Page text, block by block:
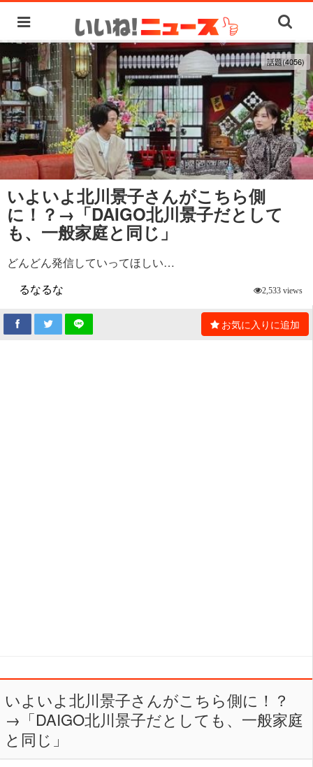
話題(4056)
いよいよ北川景子さんがこちら側
に！？→「DAIGO北川景子だとして
も、一般家庭と同じ」
どんどん発信していってほしい…
るなるな
2,533 views
お気に入りに追加
いよいよ北川景子さんがこちら側に！？
→「DAIGO北川景子だとしても、一般家庭
と同じ」